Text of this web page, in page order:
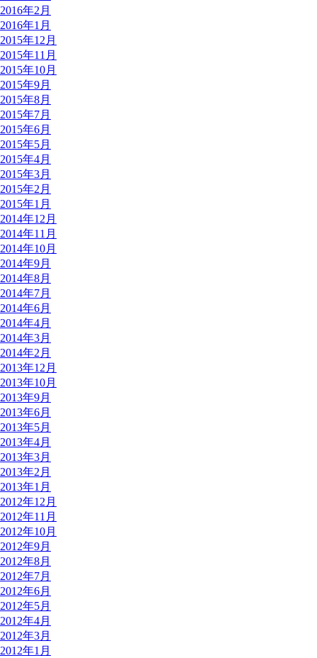
2016年2月
2016年1月
2015年12月
2015年11月
2015年10月
2015年9月
2015年8月
2015年7月
2015年6月
2015年5月
2015年4月
2015年3月
2015年2月
2015年1月
2014年12月
2014年11月
2014年10月
2014年9月
2014年8月
2014年7月
2014年6月
2014年4月
2014年3月
2014年2月
2013年12月
2013年10月
2013年9月
2013年6月
2013年5月
2013年4月
2013年3月
2013年2月
2013年1月
2012年12月
2012年11月
2012年10月
2012年9月
2012年8月
2012年7月
2012年6月
2012年5月
2012年4月
2012年3月
2012年1月